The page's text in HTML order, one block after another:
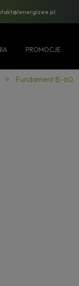
PROMOCJE
» Fundament B-60